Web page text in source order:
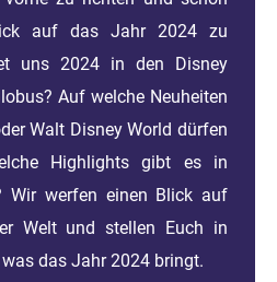
auf das Jahr 2024 zu
uns 2024 in den Disney
Auf welche Neuheiten
Walt Disney World dürfen
Highlights gibt es in
Wir werfen einen Blick auf
Welt und stellen Euch in
das Jahr 2024 bringt.